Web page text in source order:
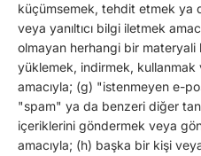
küçümsemek, tehdit etmek ya
veya yanıltıcı bilgi iletmek
olmayan herhangi bir
yüklemek, indirmek,
amacıyla; (g) "istenmeyen e-
"spam" ya da benzeri diğer
içeriklerini göndermek veya
amacıyla; (h) başka bir kişi